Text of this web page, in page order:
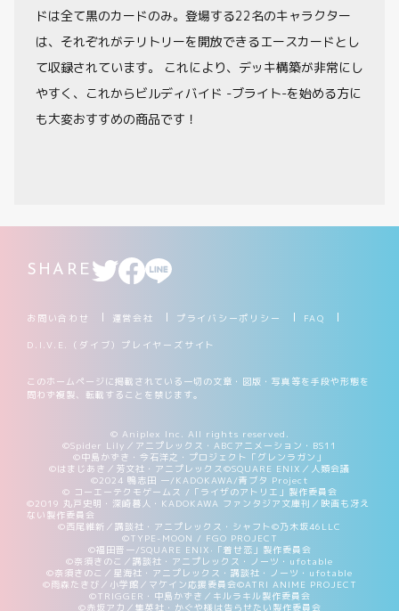
ドは全て黒のカードのみ。登場する22名のキャラクター
は、それぞれがテリトリーを開放できるエースカードとし
て収録されています。 これにより、デッキ構築が非常にし
やすく、これからビルディバイド -ブライト-を始める方に
も大変おすすめの商品です！
SHARE
お問い合わせ 運営会社 プライバシーポリシー FAQ
D.I.V.E.（ダイブ）プレイヤーズサイト
このホームページに掲載されている一切の文章・図版・写真等を手段や形態を
問わず複製、転載することを禁じます。
© Aniplex Inc. All rights reserved.
©Spider Lily／アニプレックス・ABCアニメーション・BS11
©中島かずき・今石洋之・プロジェクト「グレンラガン」
©はまじあき／芳文社・アニプレックス©SQUARE ENIX／人類会議
©2024 鴨志田 一/KADOKAWA/青ブタ Project
© コーエーテクモゲームス /「ライザのアトリエ」製作委員会
©2019 丸戸史明・深崎暮人・KADOKAWA ファンタジア文庫刊／映画も冴え
ない製作委員会
©西尾維新／講談社・アニプレックス・シャフト©乃木坂46LLC
©TYPE-MOON / FGO PROJECT
©福田晋一/SQUARE ENIX·「着せ恋」製作委員会
©奈須きのこ／講談社・アニプレックス・ノーツ・ufotable
©奈須きのこ／星海社・アニプレックス・講談社・ノーツ・ufotable
©雨森たきび／小学館／マケイン応援委員会©ATRI ANIME PROJECT
©TRIGGER・中島かずき／キルラキル製作委員会
©赤坂アカ／集英社・かぐや様は告らせたい製作委員会